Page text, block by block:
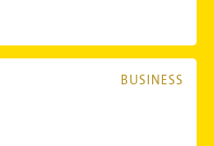
BUSINESS